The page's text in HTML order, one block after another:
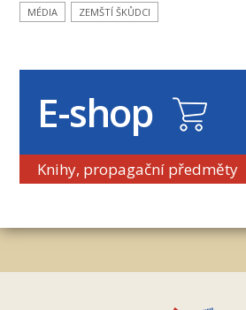
MÉDIA
ZEMŠTÍ ŠKŮDCI
E-shop
Knihy, propagační předměty